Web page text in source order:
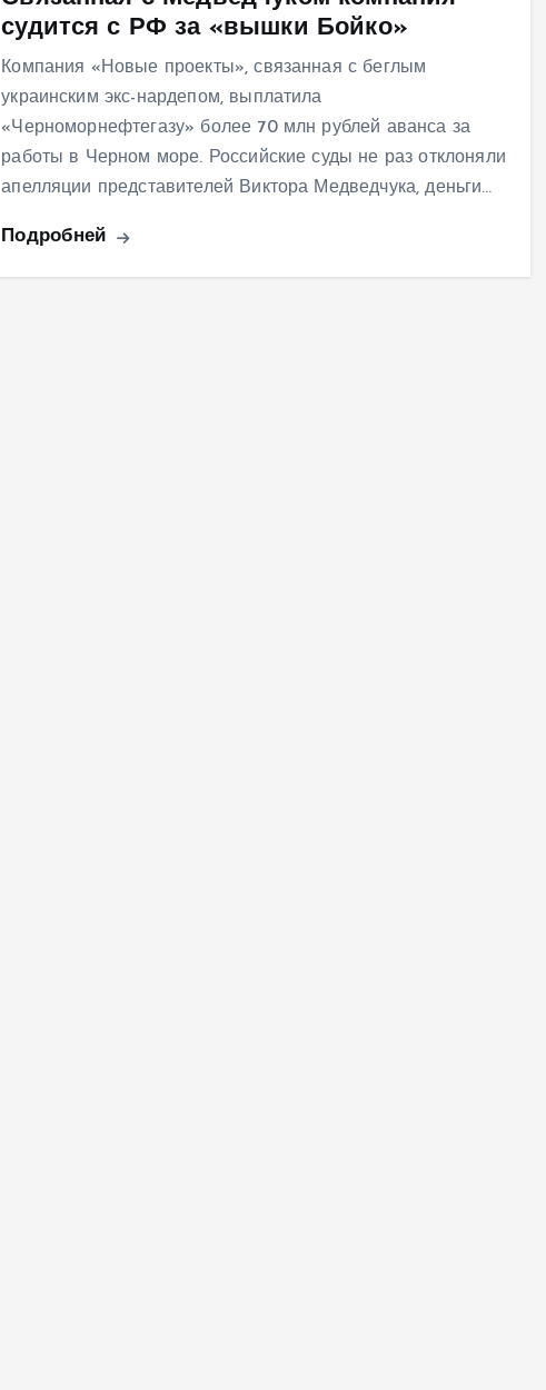
судится с РФ за «вышки Бойко»
Компания «Новые проекты», связанная с беглым
украинским экс-нардепом, выплатила
«Черноморнефтегазу» более 70 млн рублей аванса за
работы в Черном море. Российские суды не раз отклоняли
апелляции представителей Виктора Медведчука, деньги…
Подробней